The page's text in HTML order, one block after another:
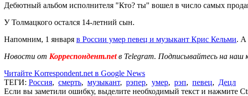
Дебютный альбом исполнителя "Кто? ты" вошел в число самых
У Толмацкого остался 14-летний сын.
Напомним, 1 января в России умер певец и музыкант Крис Кельми. А
Новости от Корреспондент.netв Telegram. Подписывайтесь на наш
Читайте Korrespondent.net в Google News
ТЕГИ: Россия, смерть, музыкант, рэпер, умер, рэп, певец, Децл
Если вы заметили ошибку, выделите необходимый текст и нажмите